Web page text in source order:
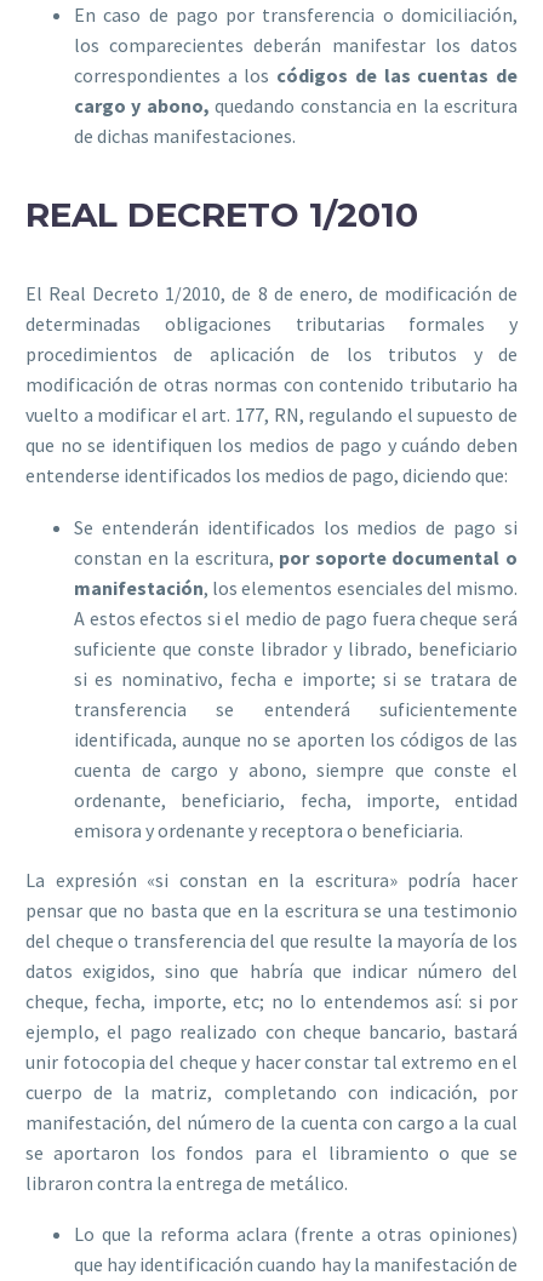
En caso de pago por transferencia o domiciliación,
los comparecientes deberán manifestar los datos
correspondientes a los códigos de las cuentas de
cargo y abono, quedando constancia en la escritura
de dichas manifestaciones.
REAL DECRETO 1/2010
El Real Decreto 1/2010, de 8 de enero, de modificación de
determinadas obligaciones tributarias formales y
procedimientos de aplicación de los tributos y de
modificación de otras normas con contenido tributario ha
vuelto a modificar elart. 177, RN, regulando el supuesto de
que no se identifiquen los medios de pago y cuándo deben
entenderse identificados los medios de pago, diciendo que:
Se entenderán identificados los medios de pago si
constan en la escritura, por soporte documental o
manifestación, los elementos esenciales del mismo.
A estos efectos si el medio de pago fuera cheque será
suficiente que conste librador y librado, beneficiario
si es nominativo, fecha e importe; si se tratara de
transferencia se entenderá suficientemente
identificada, aunque no se aporten los códigos de las
cuenta de cargo y abono, siempre que conste el
ordenante, beneficiario, fecha, importe, entidad
emisora y ordenante y receptora o beneficiaria.
La expresión «si constan en la escritura» podría hacer
pensar que no basta que en la escritura se una testimonio
del cheque o transferencia del que resulte la mayoría de los
datos exigidos, sino que habría que indicar número del
cheque, fecha, importe, etc; no lo entendemos así: si por
ejemplo, el pago realizado con cheque bancario, bastará
unir fotocopia del cheque y hacer constar tal extremo en el
cuerpo de la matriz, completando con indicación, por
manifestación, del número de la cuenta con cargo a la cual
se aportaron los fondos para el libramiento o que se
libraron contra la entrega de metálico.
Lo que la reforma aclara (frente a otras opiniones)
que hay identificación cuando hay la manifestación de